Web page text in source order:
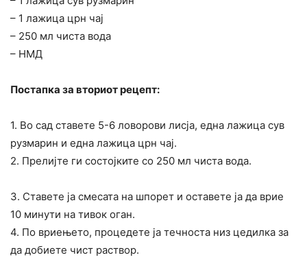
– 1 лажица црн чај
– 250 мл чиста вода
– НМД
Постапка за вториот рецепт:
1. Во сад ставете 5-6 ловорови лисја, една лажица сув
рузмарин и една лажица црн чај.
2. Прелијте ги состојките со 250 мл чиста вода.
3. Ставете ја смесата на шпорет и оставете ја да врие
10 минути на тивок оган.
4. По вриењето, процедете ја течноста низ цедилка за
да добиете чист раствор.